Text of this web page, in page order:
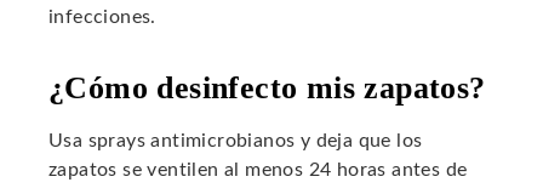
infecciones.
¿Cómo desinfecto mis zapatos?
Usa sprays antimicrobianos y deja que los
zapatos se ventilen al menos 24 horas antes de